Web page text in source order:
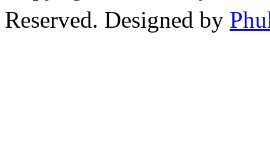
Reserved. Designed by